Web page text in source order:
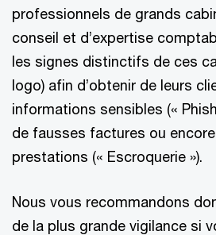
professionnels de grands
conseil et d’expertise
les signes distinctifs de ces
logo) afin d’obtenir de leurs
informations sensibles («
de fausses factures ou
prestations (« Escroquerie »).
Nous vous recommandons
de la plus grande vigilance si